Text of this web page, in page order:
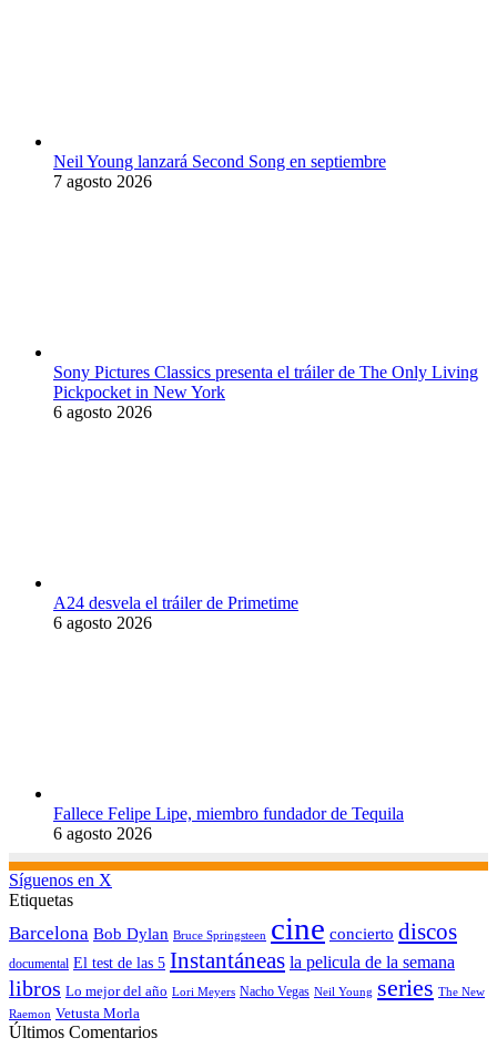
Neil Young lanzará Second Song en septiembre
7 agosto 2026
Sony Pictures Classics presenta el tráiler de The Only Living
Pickpocket in New York
6 agosto 2026
A24 desvela el tráiler de Primetime
6 agosto 2026
Fallece Felipe Lipe, miembro fundador de Tequila
6 agosto 2026
Síguenos en X
Etiquetas
Barcelona Bob Dylan Bruce Springsteen cine concierto discos
documental El test de las 5 Instantáneas la pelicula de la semana
libros Lo mejor del año Lori Meyers Nacho Vegas Neil Young series The New
Raemon Vetusta Morla
Últimos Comentarios